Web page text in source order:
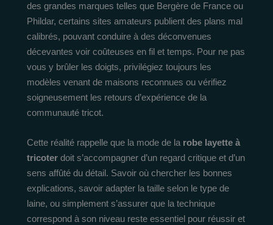
des grandes marques telles que Bergère de France ou
Phildar, certains sites amateurs publient des plans mal
calibrés, pouvant conduire à des déconvenues
décevantes voir coûteuses en fil et temps. Pour ne pas
vous y brûler les doigts, privilégiez toujours les
modèles venant de maisons reconnues ou vérifiez
soigneusement les retours d’expérience de la
communauté tricot.
Cette réalité rappelle que la mode de la robe layette à
tricoter doit s’accompagner d’un regard critique et d’un
sens affûté du détail. Savoir où chercher les bonnes
explications, savoir adapter la taille selon le type de
laine, ou simplement s’assurer que la technique
correspond à son niveau reste essentiel pour réussir et